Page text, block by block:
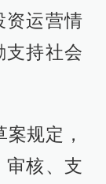
资运营情
支持社会
案规定，
审核、支